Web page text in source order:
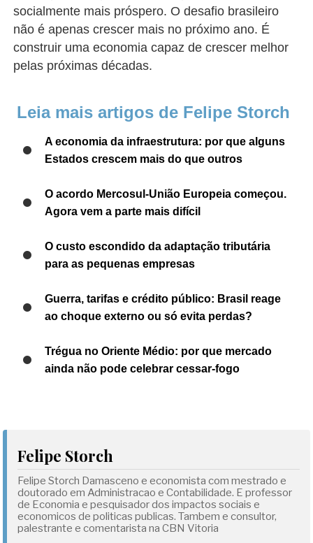
socialmente mais próspero. O desafio brasileiro
não é apenas crescer mais no próximo ano. É
construir uma economia capaz de crescer melhor
pelas próximas décadas.
Leia mais artigos de Felipe Storch
A economia da infraestrutura: por que alguns
Estados crescem mais do que outros
O acordo Mercosul-União Europeia começou.
Agora vem a parte mais difícil
O custo escondido da adaptação tributária
para as pequenas empresas
Guerra, tarifas e crédito público: Brasil reage
ao choque externo ou só evita perdas?
Trégua no Oriente Médio: por que mercado
ainda não pode celebrar cessar-fogo
Felipe Storch
Felipe Storch Damasceno e economista com mestrado e
doutorado em Administracao e Contabilidade. E professor
de Economia e pesquisador dos impactos sociais e
economicos de politicas publicas. Tambem e consultor,
palestrante e comentarista na CBN Vitoria